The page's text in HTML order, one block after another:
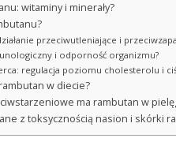
witaminy i minerały?
przeciwutleniające i
i odporność organizmu?
regulacja poziomu cholesterolu i
w diecie?
ma rambutan w
z toksycznością nasion i skórki